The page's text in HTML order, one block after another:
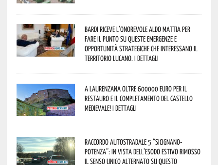
Bardi riceve l’onorevole Aldo Mattia per
fare il punto su queste emergenze e
opportunità strategiche che interessano il
territorio lucano. I dettagli
A Laurenzana oltre 600000 euro per il
restauro e il completamento del Castello
Medievale! I dettagli
Raccordo Autostradale 5 “Sicignano-
Potenza”: in vista dell’esodo estivo rimosso
il senso unico alternato su questo